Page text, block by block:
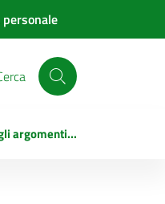
argomenti...